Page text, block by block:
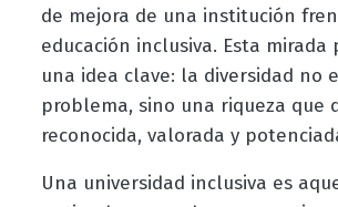
de mejora de una institución
educación inclusiva. Esta mirada
una idea clave: la diversidad no
problema, sino una riqueza que
reconocida, valorada y
Una universidad inclusiva es